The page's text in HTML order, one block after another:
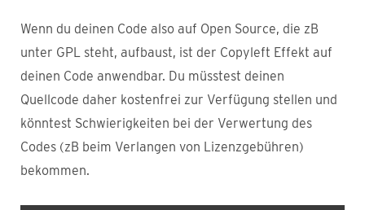
Wenn du deinen Code also auf Open Source, die zB
unter GPL steht, aufbaust, ist der Copyleft Effekt auf
deinen Code anwendbar. Du müsstest deinen
Quellcode daher kostenfrei zur Verfügung stellen und
könntest Schwierigkeiten bei der Verwertung des
Codes (zB beim Verlangen von Lizenzgebühren)
bekommen.